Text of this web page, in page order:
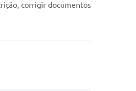
corrigir documentos